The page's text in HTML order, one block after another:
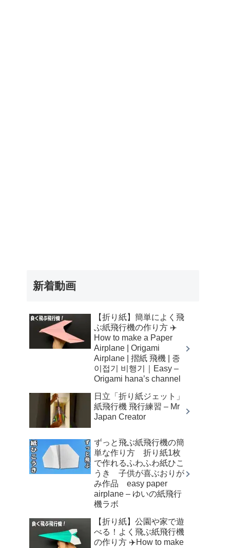
新着動画
【折り紙】簡単によく飛
ぶ紙飛行機の作り方 ✈️
How to make a Paper
Airplane | Origami
Airplane | 摺紙 飛機 | 종
이접기 비행기｜Easy –
Origami hana’s channel
日立「折り紙ジェット」
紙飛行機 飛行練習 – Mr
Japan Creator
ずっと飛ぶ紙飛行機の簡
単な作り方 折り紙1枚
で作れるふわふわ紙ひこ
うき 子供が喜ぶおりが
み作品 easy paper
airplane – ゆいの紙飛行
機ラボ
【折り紙】公園や家で遊
べる！よく飛ぶ紙飛行機
の作り方 ✈️How to make